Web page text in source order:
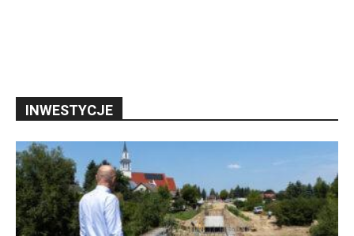
INWESTYCJE